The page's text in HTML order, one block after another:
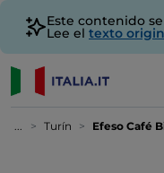
Este contenido
Lee el texto
... Turín Efeso Café